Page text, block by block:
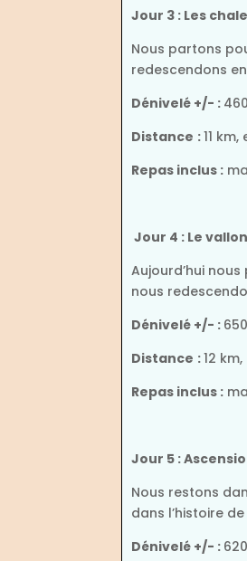
Jour 3 : Les
Nous partons
redescendons
Dénivelé +/- :
Distance :11
Repas inclus :
Jour 4 : Le
Aujourd’hui
nous
Dénivelé +/- :
Distance :12
Repas inclus :
Jour 5 :
Nous restons
dans l’histoire
Dénivelé +/- :